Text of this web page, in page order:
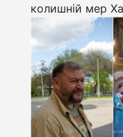
колишній мер